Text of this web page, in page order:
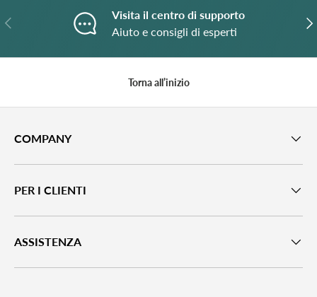
Indietro
Visita il centro di supporto
Aiuto e consigli di esperti
Torna all’inizio
COMPANY
PER I CLIENTI
ASSISTENZA